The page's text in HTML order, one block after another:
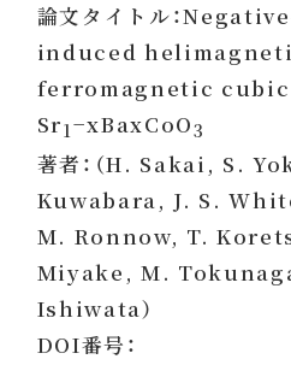
論文タイトル：
induced
ferromagnetic
Sr1−xBaxCoO3
著者：（H. Sakai, S.
Kuwabara, J. S.
M. Ronnow, T.
Miyake, M.
Ishiwata）
DOI番号：